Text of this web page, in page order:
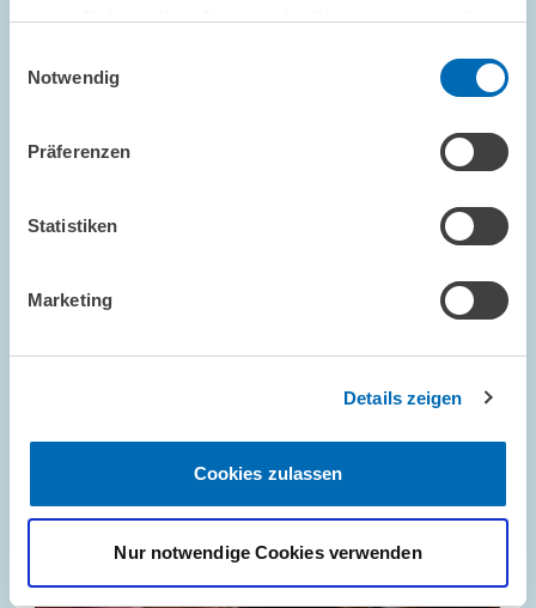
sie im Rahmen Ihrer Nutzung der Dienste gesammelt
Notwendig
Präferenzen
Statistiken
Marketing
Details zeigen
Cookies zulassen
Nur notwendige Cookies verwenden
GESCHÄFTSFÜHRUNG
Bild
vergrößerter